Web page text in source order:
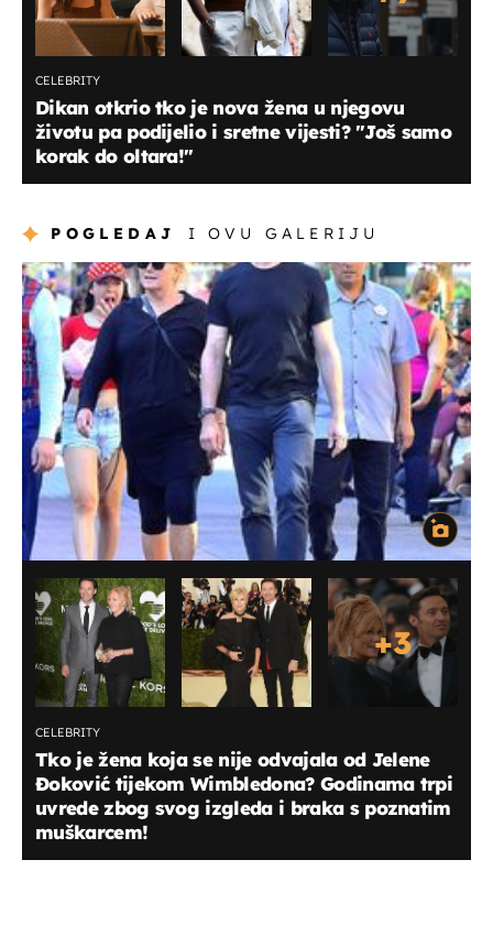
CELEBRITY
Dikan otkrio tko je nova žena u njegovu
životu pa podijelio i sretne vijesti? "Još samo
korak do oltara!"
POGLEDAJ I OVU GALERIJU
+3
CELEBRITY
Tko je žena koja se nije odvajala od Jelene
Đoković tijekom Wimbledona? Godinama trpi
uvrede zbog svog izgleda i braka s poznatim
muškarcem!